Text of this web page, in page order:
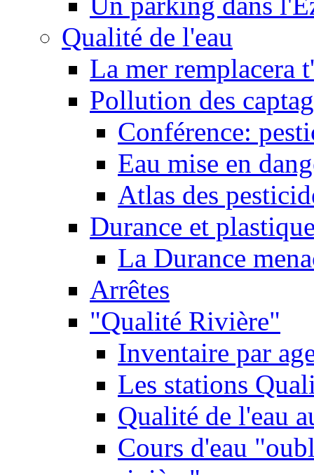
Qualité de l'eau
La mer remplacera
Pollution des
Conférence:
Eau mise en
Atlas des
Durance et
La Durance
Arrêtes
"Qualité Rivière"
Inventaire par
Les stations
Qualité de l'eau
Cours d'eau